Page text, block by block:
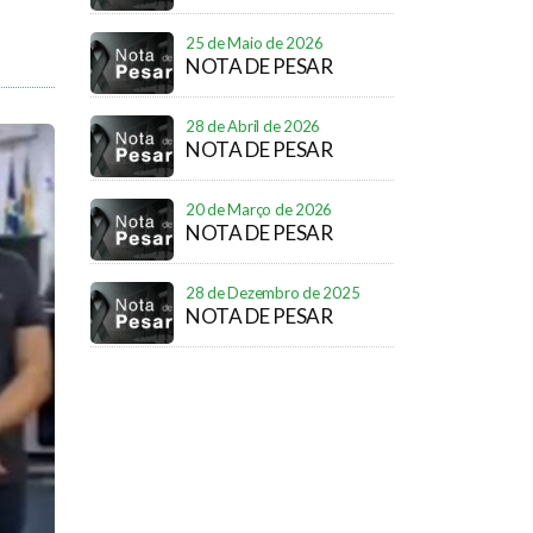
25 de Maio de 2026
NOTA DE PESAR
28 de Abril de 2026
NOTA DE PESAR
20 de Março de 2026
NOTA DE PESAR
28 de Dezembro de 2025
NOTA DE PESAR